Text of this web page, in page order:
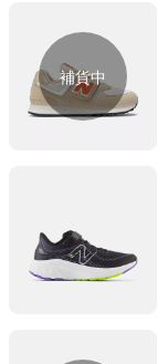
補貨中